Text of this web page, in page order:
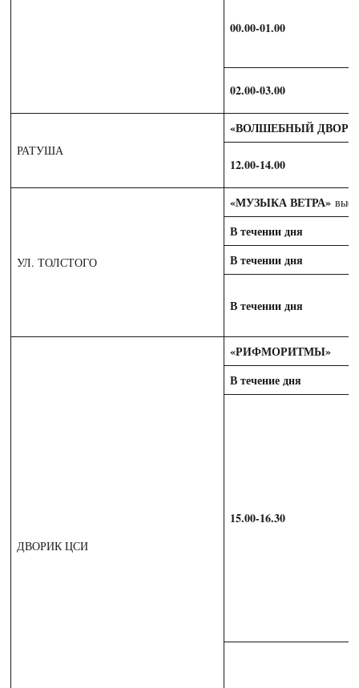
00.00-01.00
02.00-03.00
РАТУША
«ВОЛШЕБНЫЙ
12.00-14.00
УЛ. ТОЛСТОГО
«МУЗЫКА ВЕТРА»
В течении дня
В течении дня
В течении дня
ДВОРИК ЦСИ
«РИФМОРИТМЫ»
В течение дня
15.00-16.30